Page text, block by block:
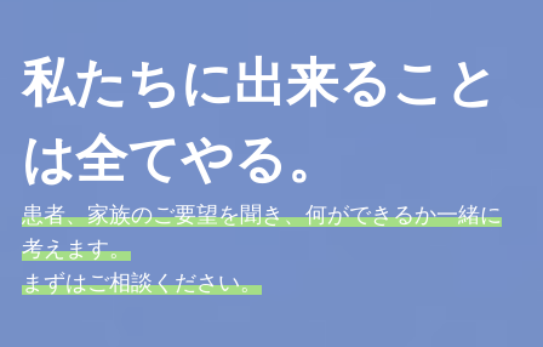
私たちに出来ること
は全てやる。
患者、家族のご要望を聞き、何ができるか一緒に
考えます。
まずはご相談ください。